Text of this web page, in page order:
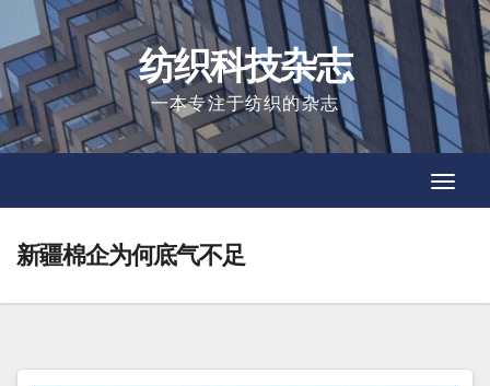
to
content
纺织科技杂志
一本专注于纺织的杂志
新疆棉企为何底气不足